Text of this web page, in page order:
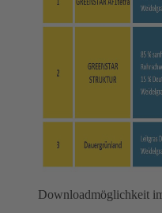
Downloadmöglichkeit